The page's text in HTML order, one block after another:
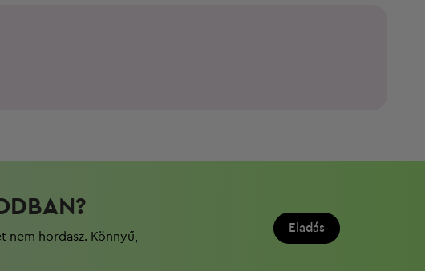
hordasz. Könnyű,
Eladás